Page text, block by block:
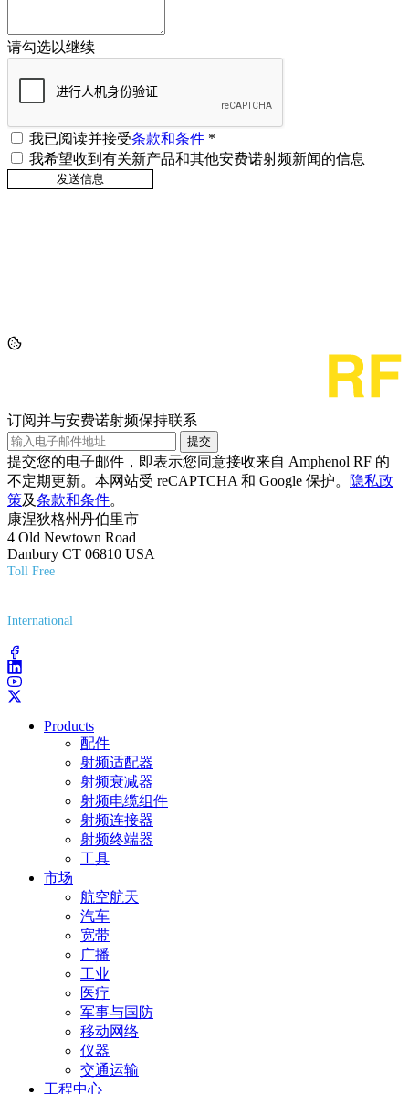
请勾选以继续
我已阅读并接受条款和条件 *
我希望收到有关新产品和其他安费诺射频新闻的信息
订阅并与安费诺射频保持联系
提交
提交您的电子邮件，即表示您同意接收来自 Amphenol RF 的
不定期更新。本网站受 reCAPTCHA 和 Google 保护。
隐私政
策及条款和条件。
康涅狄格州丹伯里市
4 Old Newtown Road
Danbury CT 06810 USA
Toll Free
International
Products
配件
射频适配器
射频衰减器
射频电缆组件
射频连接器
射频终端器
工具
市场
航空航天
汽车
宽带
广播
工业
医疗
军事与国防
移动网络
仪器
交通运输
工程中心